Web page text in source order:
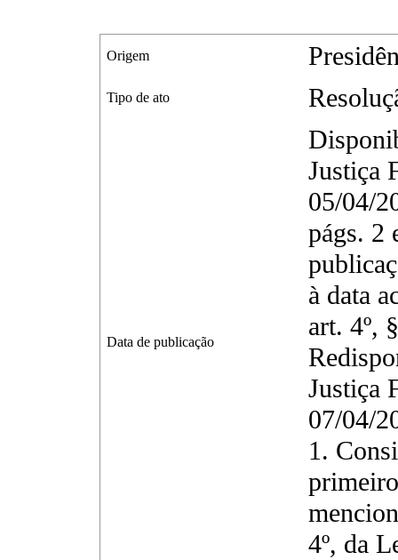
Origem
Tipo de ato
Data de publicação
Justiça
05/04/
págs. 2
à data
art. 4º,
Justiça
07/04/
1.
4º, da